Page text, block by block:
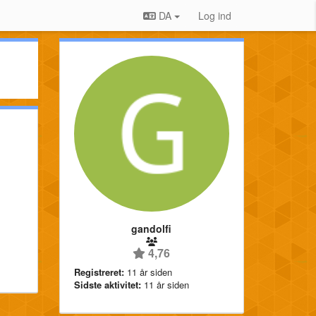
DA Log ind
gandolfi
4,76
Registreret: 11 år siden
Sidste aktivitet: 11 år siden